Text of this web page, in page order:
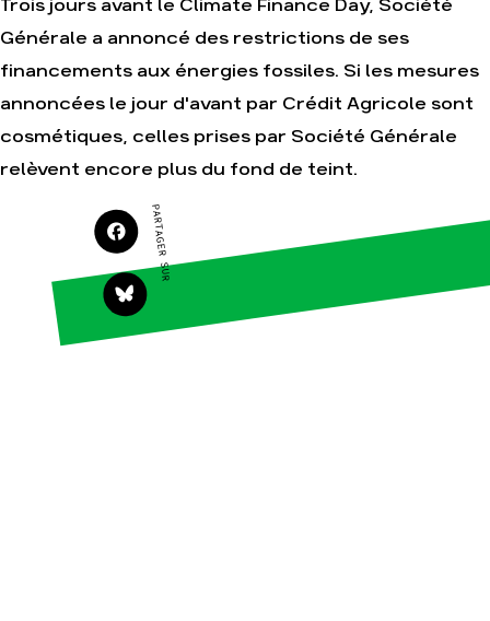
Faire un don
S'engager sur le
terrain
Transmettre tout ou
partie de son
patrimoine
Télécharger
gratuitement les
guides éco-citoyens
Climat – Énergie
Surproduction
Agriculture
Finance
Forêts
Trois jours avant le Climate Finance Day, Société
Générale a annoncé des restrictions de ses
financements aux énergies fossiles. Si les mesures
annoncées le jour d'avant par Crédit Agricole sont
cosmétiques, celles prises par Société Générale
relèvent encore plus du fond de teint.
PARTAGER SUR